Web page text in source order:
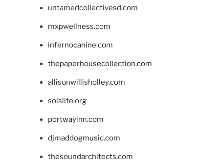
untamedcollectivesd.com
mxpwellness.com
infernocanine.com
thepaperhousecollection.com
allisonwillisholley.com
solslite.org
portwayinn.com
djmaddogmusic.com
thesoundarchitects.com